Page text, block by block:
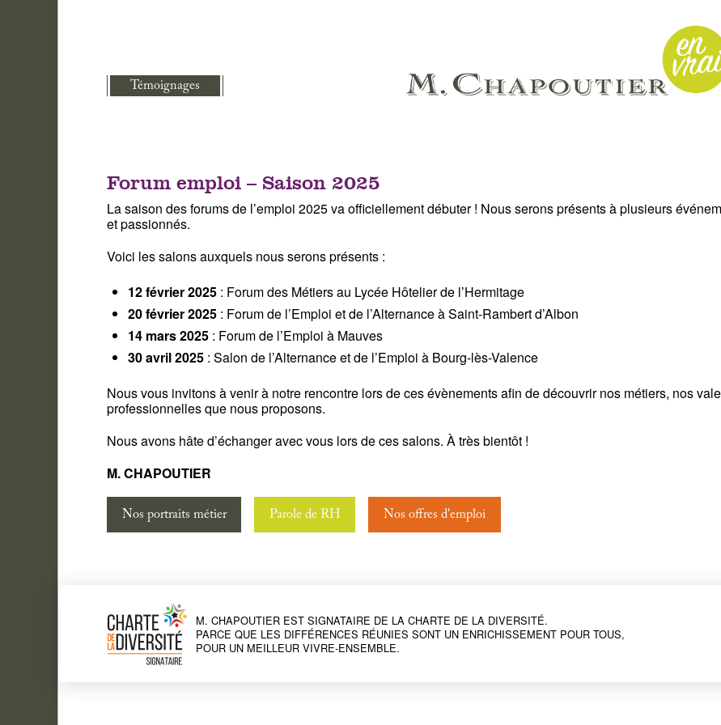
Témoignages
Forum emploi – Saison 2025
La saison des forums de l’emploi 2025 va officiellement débuter ! Nous serons présents à plusieurs
et passionnés.
Voici les salons auxquels nous serons présents :
12 février 2025 : Forum des Métiers au Lycée Hôtelier de l’Hermitage
20 février 2025 : Forum de l’Emploi et de l’Alternance à Saint-Rambert d’Albon
14 mars 2025 : Forum de l’Emploi à Mauves
30 avril 2025 : Salon de l’Alternance et de l’Emploi à Bourg-lès-Valence
Nous vous invitons à venir à notre rencontre lors de ces évènements afin de découvrir nos métiers, nos
professionnelles que nous proposons.
Nous avons hâte d’échanger avec vous lors de ces salons. À très bientôt !
M. CHAPOUTIER
Nos portraits métier Parole de RH Nos offres d'emploi
M. CHAPOUTIER EST SIGNATAIRE DE LA CHARTE DE LA DIVERSITÉ.
PARCE QUE LES DIFFÉRENCES RÉUNIES SONT UN ENRICHISSEMENT POUR TOUS,
POUR UN MEILLEUR VIVRE-ENSEMBLE.